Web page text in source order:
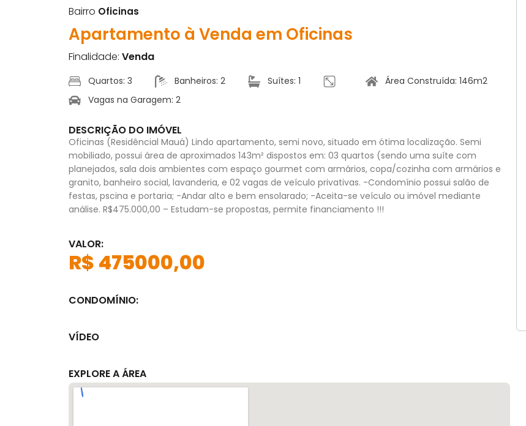
Bairro Oficinas
Apartamento à Venda em Oficinas
Finalidade: Venda
Quartos: 3 Banheiros: 2 Suítes: 1
Área Construída: 146m2
Vagas na Garagem: 2
DESCRIÇÃO DO IMÓVEL
Oficinas (Residêncial Mauá) Lindo apartamento, semi novo, situado em ótima localização. Semi
mobiliado, possui área de aproximados 143m² dispostos em: 03 quartos (sendo uma suíte com
planejados, sala dois ambientes com espaço gourmet com armários, copa/cozinha com armários e
granito, banheiro social, lavanderia, e 02 vagas de veículo privativas. -Condomínio possui salão de
festas, pscina e portaria; -Andar alto e bem ensolarado; -Aceita-se veículo ou imóvel mediante
análise. R$475.000,00 – Estudam-se propostas, permite financiamento !!!
VALOR:
R$ 475000,00
CONDOMÍNIO:
VÍDEO
EXPLORE A ÁREA